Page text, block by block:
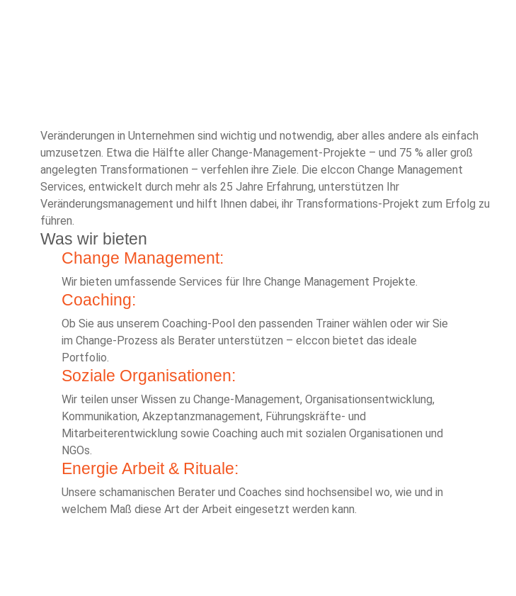
Veränderungen in Unternehmen sind wichtig und notwendig, aber alles andere als einfach
umzusetzen. Etwa die Hälfte aller Change-Management-Projekte – und 75 % aller groß
angelegten Transformationen – verfehlen ihre Ziele. Die elccon Change Management
Services, entwickelt durch mehr als 25 Jahre Erfahrung, unterstützen Ihr
Veränderungsmanagement und hilft Ihnen dabei, ihr Transformations-Projekt zum Erfolg zu
führen.
Was wir bieten
Change Management:
Wir bieten umfassende Services für Ihre Change Management Projekte.
Coaching:
Ob Sie aus unserem Coaching-Pool den passenden Trainer wählen oder wir Sie
im Change-Prozess als Berater unterstützen – elccon bietet das ideale
Portfolio.
Soziale Organisationen:
Wir teilen unser Wissen zu Change-Management, Organisationsentwicklung,
Kommunikation, Akzeptanzmanagement, Führungskräfte- und
Mitarbeiterentwicklung sowie Coaching auch mit sozialen Organisationen und
NGOs.
Energie Arbeit & Rituale:
Unsere schamanischen Berater und Coaches sind hochsensibel wo, wie und in
welchem Maß diese Art der Arbeit eingesetzt werden kann.